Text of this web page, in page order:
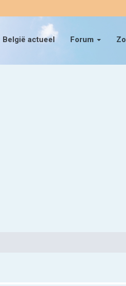
België actueel Forum